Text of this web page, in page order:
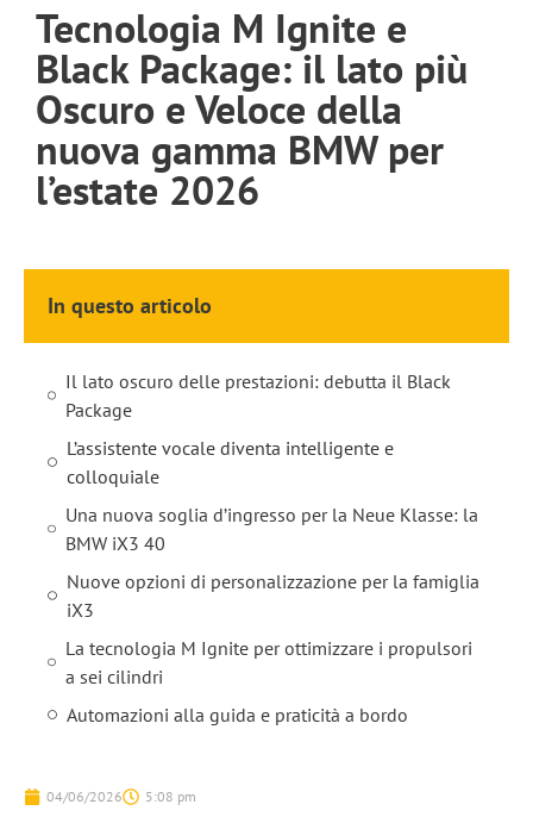
Tecnologia M Ignite e
Black Package: il lato più
Oscuro e Veloce della
nuova gamma BMW per
l’estate 2026
In questo articolo
Il lato oscuro delle prestazioni: debutta il Black
Package
L’assistente vocale diventa intelligente e
colloquiale
Una nuova soglia d’ingresso per la Neue Klasse: la
BMW iX3 40
Nuove opzioni di personalizzazione per la famiglia
iX3
La tecnologia M Ignite per ottimizzare i propulsori
a sei cilindri
Automazioni alla guida e praticità a bordo
04/06/2026 5:08 pm